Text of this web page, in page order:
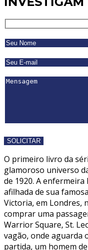
O primeiro livro da
glamoroso universo
de 1920. A
afilhada de sua
Victoria, em Londres,
comprar uma
Warrior Square, St.
vagão, onde aguarda
partida, um homem